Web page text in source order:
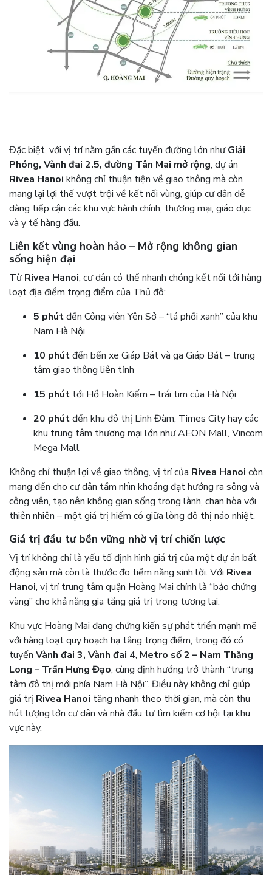
Đặc biệt, với vị trí nằm gần các tuyến đường lớn nhưGiải
Phóng, Vành đai 2.5, đường Tân Mai mở rộng, dự án
Rivea Hanoi không chỉ thuận tiện về giao thông mà còn
mang lại lợi thế vượt trội về kết nối vùng, giúp cư dân dễ
dàng tiếp cận các khu vực hành chính, thương mại, giáo dục
và y tế hàng đầu.
Liên kết vùng hoàn hảo – Mở rộng không gian
sống hiện đại
TừRivea Hanoi, cư dân có thể nhanh chóng kết nối tới hàng
loạt địa điểm trọng điểm của Thủ đô:
5 phútđến Công viên Yên Sở – “lá phổi xanh” của khu
Nam Hà Nội
10 phútđến bến xe Giáp Bát và ga Giáp Bát – trung
tâm giao thông liên tỉnh
15 phút tới Hồ Hoàn Kiếm – trái tim của Hà Nội
20 phútđến khu đô thị Linh Đàm, Times City hay các
khu trung tâm thương mại lớn như AEON Mall, Vincom
Mega Mall
Không chỉ thuận lợi về giao thông, vị trí của Rivea Hanoi còn
mang đến cho cư dân tầm nhìn khoáng đạt hướng ra sông và
công viên, tạo nên không gian sống trong lành, chan hòa với
thiên nhiên – một giá trị hiếm có giữa lòng đô thị náo nhiệt.
Giá trị đầu tư bền vững nhờ vị trí chiến lược
Vị trí không chỉ là yếu tố định hình giá trị của một dự án bất
động sản mà còn là thước đo tiềm năng sinh lời. Với Rivea
Hanoi, vị trí trung tâm quận Hoàng Mai chính là “bảo chứng
vàng” cho khả năng gia tăng giá trị trong tương lai.
Khu vực Hoàng Mai đang chứng kiến sự phát triển mạnh mẽ
với hàng loạt quy hoạch hạ tầng trọng điểm, trong đó có
tuyến Vành đai 3, Vành đai 4, Metro số 2 – Nam Thăng
Long – Trần Hưng Đạo, cùng định hướng trở thành “trung
tâm đô thị mới phía Nam Hà Nội”. Điều này không chỉ giúp
giá trị Rivea Hanoi tăng nhanh theo thời gian, mà còn thu
hút lượng lớn cư dân và nhà đầu tư tìm kiếm cơ hội tại khu
vực này.